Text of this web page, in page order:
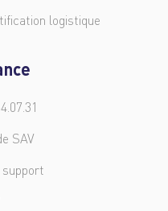
logistique
SAV
support